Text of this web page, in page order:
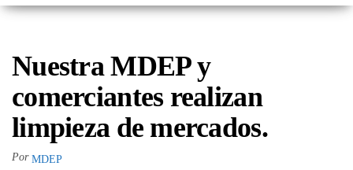
Nuestra MDEP y
comerciantes realizan
limpieza de mercados.
Por MDEP